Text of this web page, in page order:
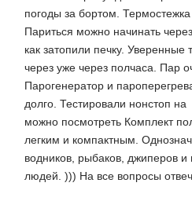
погоды за бортом.
Париться можно начинать
как затопили печку. Уверенные
через уже через полчаса. Пар
Парогенератор и
долго. Тестировали нонстоп
можно посмотреть Комплект
легким и компактным.
водников, рыбаков, джиперов и
людей. ))) На все вопросы